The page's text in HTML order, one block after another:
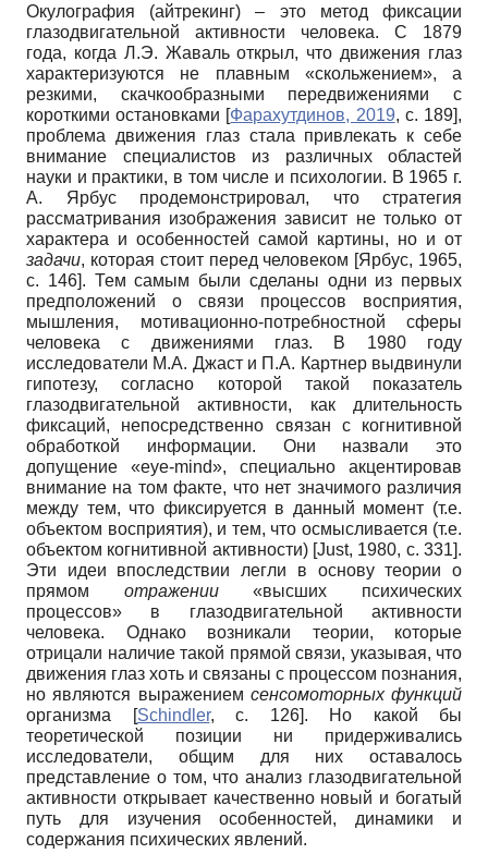
Окулография (айтрекинг) – это метод фиксации
глазодвигательной активности человека. С 1879
года, когда Л.Э. Жаваль открыл, что движения глаз
характеризуются не плавным «скольжением», а
резкими, скачкообразными передвижениями с
короткими остановками [Фарахутдинов, 2019, с. 189],
проблема движения глаз стала привлекать к себе
внимание специалистов из различных областей
науки и практики, в том числе и психологии. В 1965 г.
А. Ярбус продемонстрировал, что стратегия
рассматривания изображения зависит не только от
характера и особенностей самой картины, но и от
задачи, которая стоит перед человеком [Ярбус, 1965,
с. 146]. Тем самым были сделаны одни из первых
предположений о связи процессов восприятия,
мышления, мотивационно-потребностной сферы
человека с движениями глаз. В 1980 году
исследователи М.А. Джаст и П.А. Картнер выдвинули
гипотезу, согласно которой такой показатель
глазодвигательной активности, как длительность
фиксаций, непосредственно связан с когнитивной
обработкой информации. Они назвали это
допущение «eye-mind», специально акцентировав
внимание на том факте, что нет значимого различия
между тем, что фиксируется в данный момент (т.е.
объектом восприятия), и тем, что осмысливается (т.е.
объектом когнитивной активности) [Just, 1980, с. 331].
Эти идеи впоследствии легли в основу теории о
прямом отражении«высших психических
процессов» в глазодвигательной активности
человека. Однако возникали теории, которые
отрицали наличие такой прямой связи, указывая, что
движения глаз хоть и связаны с процессом познания,
но являются выражением сенсомоторных функций
организма
[Schindler, с. 126]. Но какой бы
теоретической позиции ни придерживались
исследователи, общим для них оставалось
представление о том, что анализ глазодвигательной
активности открывает качественно новый и богатый
путь для изучения особенностей, динамики и
содержания психических явлений.